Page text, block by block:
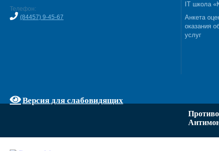
Телефон:
(84457) 9-45-67
Версия для слабовидящих
IT школа
Анкета
оказания
услуг